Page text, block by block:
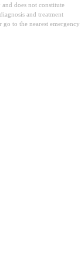
does not constitute
and treatment
to the nearest emergency